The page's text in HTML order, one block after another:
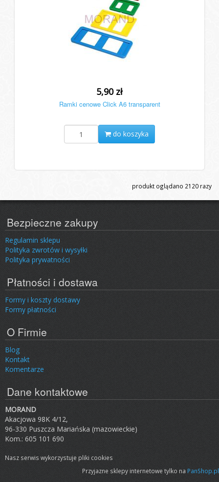
5,90 zł
Ramki cenowe Click A6 transparent
do koszyka
produkt oglądano 2120 razy
Bezpieczne zakupy
Regulamin sklepu
Polityka zwrotów i wysyłki
Polityka prywatności
Płatności i dostawa
Formy i koszty dostawy
Formy płatności
O Firmie
Blog
Kontakt
Komentarze
Dane kontaktowe
MORAND
Akacjowa 98K 4/12,
96-330 Puszcza Mariańska (mazowieckie)
Kom.: 605 101 690
Nasz serwis wykorzystuje pliki cookies
Przyjazne sklepy internetowe tylko na PanShop.pl